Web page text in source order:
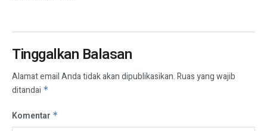
Tinggalkan Balasan
Alamat email Anda tidak akan dipublikasikan.Ruas yang wajib
ditandai *
Komentar *